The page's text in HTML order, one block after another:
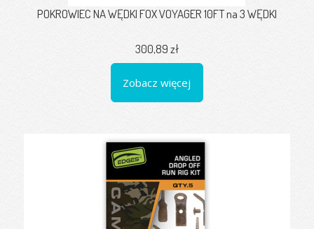
POKROWIEC NA WĘDKI FOX VOYAGER 10FT na 3 WĘDKI
300,89 zł
Zobacz więcej